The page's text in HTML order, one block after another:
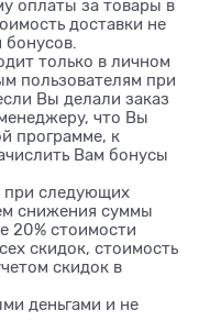
оплаты за товары в
доставки не
только в личном
пользователям при
Вы делали заказ
что Вы
программе, к
Вам бонусы
при следующих
снижения суммы
20% стоимости
скидок, стоимость
скидок в
деньгами и не